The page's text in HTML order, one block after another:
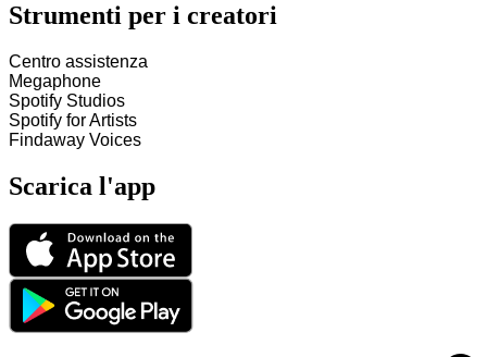
Strumenti per i creatori
Centro assistenza
Megaphone
Spotify Studios
Spotify for Artists
Findaway Voices
Scarica l'app